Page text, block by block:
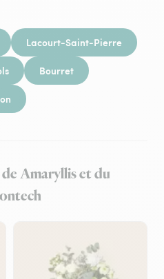
Lacourt-Saint-Pierre
Bourret
Amaryllis et du